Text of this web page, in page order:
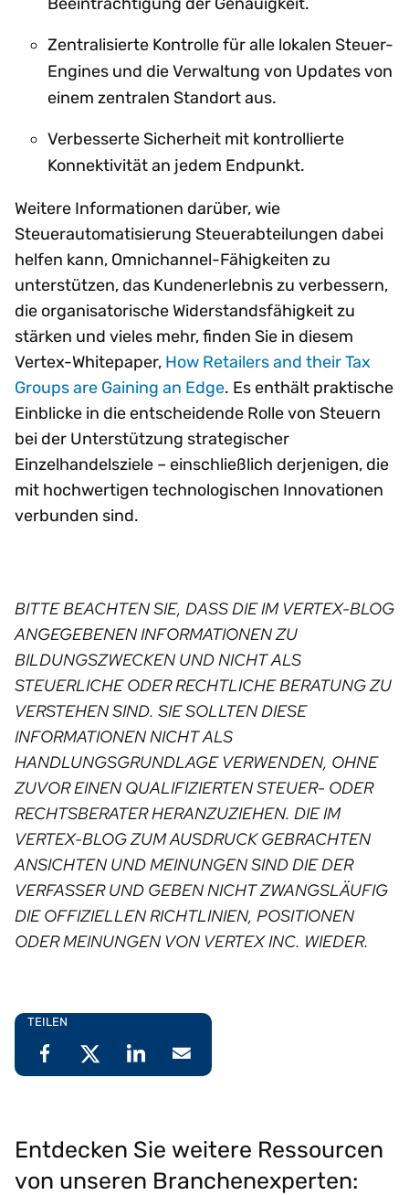
Zentralisierte Kontrolle für alle lokalen Steuer-
Engines und die Verwaltung von Updates von
einem zentralen Standort aus.
Verbesserte Sicherheit mit kontrollierte
Konnektivität an jedem Endpunkt.
Weitere Informationen darüber, wie
Steuerautomatisierung Steuerabteilungen dabei
helfen kann, Omnichannel-Fähigkeiten zu
unterstützen, das Kundenerlebnis zu verbessern,
die organisatorische Widerstandsfähigkeit zu
stärken und vieles mehr, finden Sie in diesem
Vertex-Whitepaper, How Retailers and their Tax
Groups are Gaining an Edge. Es enthält praktische
Einblicke in die entscheidende Rolle von Steuern
bei der Unterstützung strategischer
Einzelhandelsziele – einschließlich derjenigen, die
mit hochwertigen technologischen Innovationen
verbunden sind.
BITTE BEACHTEN SIE, DASS DIE IM VERTEX-BLOG
ANGEGEBENEN INFORMATIONEN ZU
BILDUNGSZWECKEN UND NICHT ALS
STEUERLICHE ODER RECHTLICHE BERATUNG ZU
VERSTEHEN SIND. SIE SOLLTEN DIESE
INFORMATIONEN NICHT ALS
HANDLUNGSGRUNDLAGE VERWENDEN, OHNE
ZUVOR EINEN QUALIFIZIERTEN STEUER- ODER
RECHTSBERATER HERANZUZIEHEN. DIE IM
VERTEX-BLOG ZUM AUSDRUCK GEBRACHTEN
ANSICHTEN UND MEINUNGEN SIND DIE DER
VERFASSER UND GEBEN NICHT ZWANGSLÄUFIG
DIE OFFIZIELLEN RICHTLINIEN, POSITIONEN
ODER MEINUNGEN VON VERTEX INC. WIEDER. ⁠
TEILEN
Entdecken Sie weitere Ressourcen
von unseren Branchenexperten: